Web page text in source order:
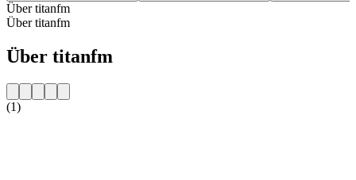
Über titanfm
Über titanfm
Über titanfm
(1)